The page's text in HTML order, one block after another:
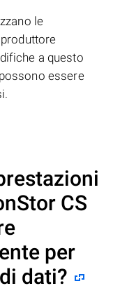
le
a questo
essere
CS
per
dati?